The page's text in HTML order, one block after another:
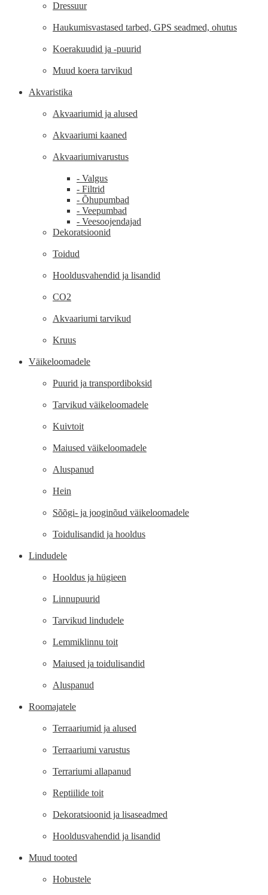
Dressuur
Haukumisvastased tarbed, GPS seadmed, ohutus
Koerakuudid ja -puurid
Muud koera tarvikud
Akvaristika
Akvaariumid ja alused
Akvaariumi kaaned
Akvaariumivarustus
- Valgus
- Filtrid
- Õhupumbad
- Veepumbad
- Veesoojendajad
Dekoratsioonid
Toidud
Hooldusvahendid ja lisandid
CO2
Akvaariumi tarvikud
Kruus
Väikeloomadele
Puurid ja transpordiboksid
Tarvikud väikeloomadele
Kuivtoit
Maiused väikeloomadele
Aluspanud
Hein
Sõõgi- ja jooginõud väikeloomadele
Toidulisandid ja hooldus
Lindudele
Hooldus ja hügieen
Linnupuurid
Tarvikud lindudele
Lemmiklinnu toit
Maiused ja toidulisandid
Aluspanud
Roomajatele
Terraariumid ja alused
Terraariumi varustus
Terrariumi allapanud
Reptiilide toit
Dekoratsioonid ja lisaseadmed
Hooldusvahendid ja lisandid
Muud tooted
Hobustele